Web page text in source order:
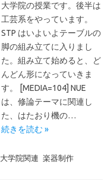
大学院の授業です。後半は
工芸系をやっています。
STP はいよいよテーブルの
脚の組み立てに入りまし
た。組み立て始めると、ど
んどん形になっていきま
す。 [MEDIA=104] NUE
は、修論テーマに関連し
た、はたおり機の…
続きを読む »
大学院関連 楽器制作